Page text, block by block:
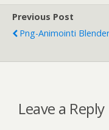
Previous Post
Png-Animointi
Leave a Reply